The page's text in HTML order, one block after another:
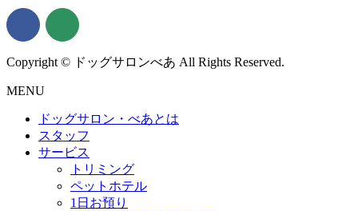
Copyright © ドッグサロンべあ All Rights Reserved.
MENU
ドッグサロン・べあとは
スタッフ
サービス
トリミング
ペットホテル
1日お預り